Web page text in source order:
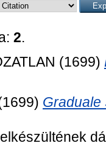
2.
(1699)
Graduale